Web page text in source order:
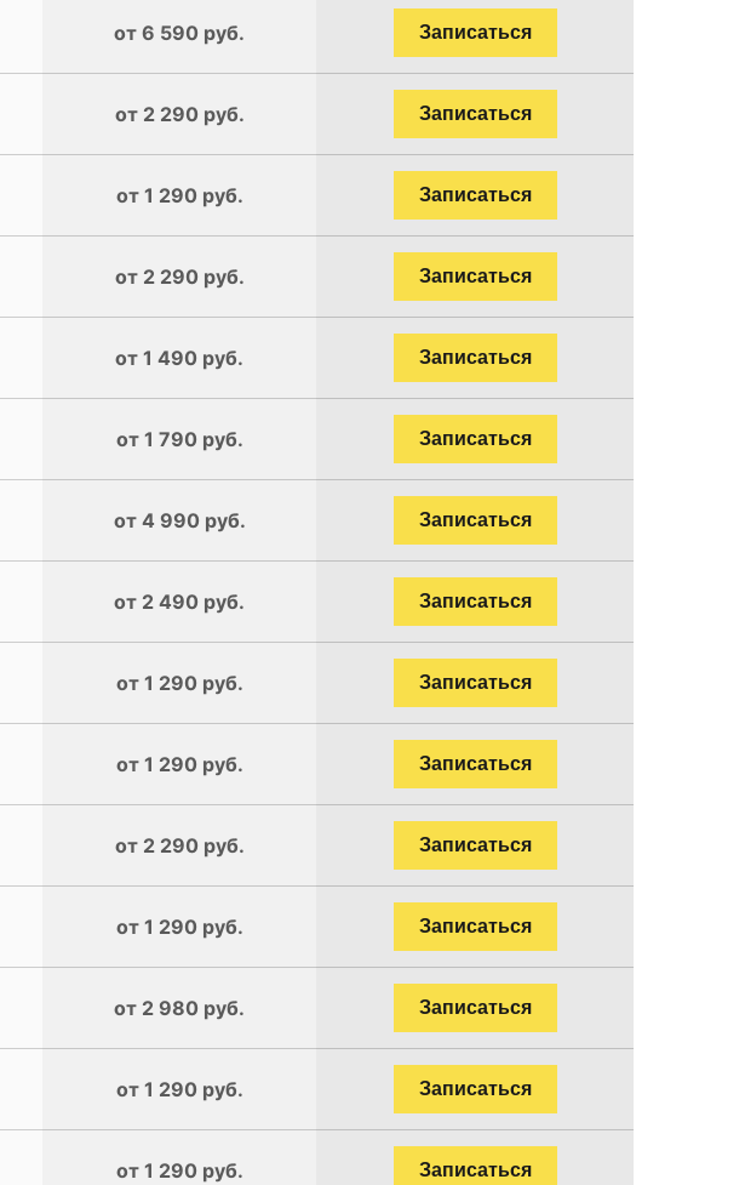
от 6 590 руб. Записаться
от 2 290 руб. Записаться
от 1 290 руб. Записаться
от 2 290 руб. Записаться
от 1 490 руб. Записаться
от 1 790 руб. Записаться
от 4 990 руб. Записаться
от 2 490 руб. Записаться
от 1 290 руб. Записаться
от 1 290 руб. Записаться
от 2 290 руб. Записаться
от 1 290 руб. Записаться
от 2 980 руб. Записаться
от 1 290 руб. Записаться
от 1 290 руб. Записаться